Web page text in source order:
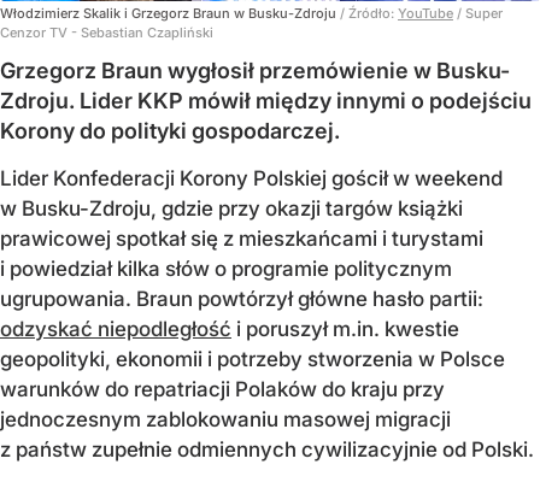
Włodzimierz Skalik i Grzegorz Braun w Busku-Zdroju / Źródło: YouTube / Super
Cenzor TV - Sebastian Czapliński
Grzegorz Braun wygłosił przemówienie w Busku-
Zdroju. Lider KKP mówił między innymi o podejściu
Korony do polityki gospodarczej.
Lider Konfederacji Korony Polskiej gościł w weekend
w Busku-Zdroju, gdzie przy okazji targów książki
prawicowej spotkał się z mieszkańcami i turystami
i powiedział kilka słów o programie politycznym
ugrupowania. Braun powtórzył główne hasło partii:
odzyskać niepodległość i poruszył m.in. kwestie
geopolityki, ekonomii i potrzeby stworzenia w Polsce
warunków do repatriacji Polaków do kraju przy
jednoczesnym zablokowaniu masowej migracji
z państw zupełnie odmiennych cywilizacyjnie od Polski.